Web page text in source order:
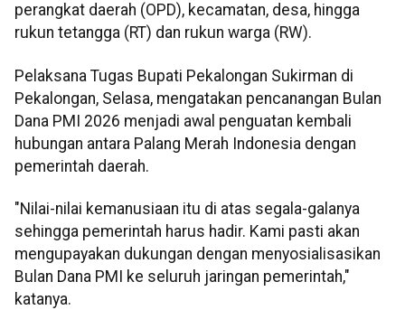
perangkat daerah (OPD), kecamatan, desa, hingga
rukun tetangga (RT) dan rukun warga (RW).
Pelaksana Tugas Bupati Pekalongan Sukirman di
Pekalongan, Selasa, mengatakan pencanangan Bulan
Dana PMI 2026 menjadi awal penguatan kembali
hubungan antara Palang Merah Indonesia dengan
pemerintah daerah.
"Nilai-nilai kemanusiaan itu di atas segala-galanya
sehingga pemerintah harus hadir. Kami pasti akan
mengupayakan dukungan dengan menyosialisasikan
Bulan Dana PMI ke seluruh jaringan pemerintah,"
katanya.